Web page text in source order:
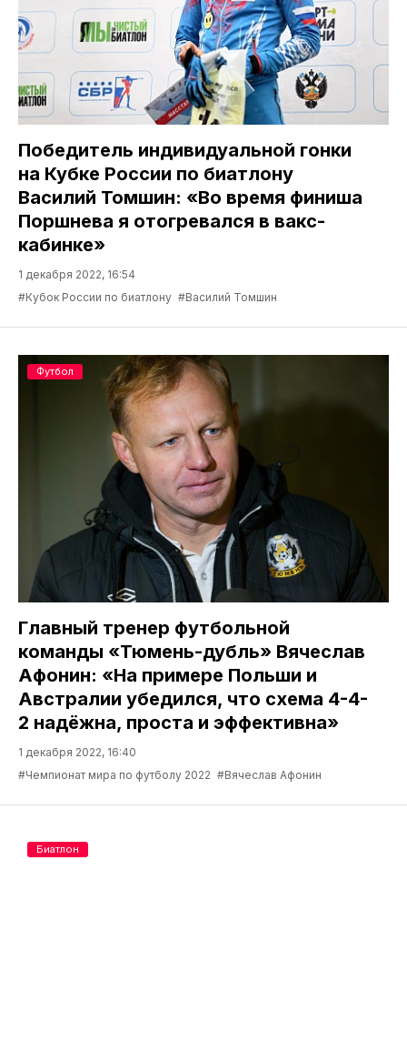
Победитель индивидуальной гонки
на Кубке России по биатлону
Василий Томшин: «Во время финиша
Поршнева я отогревался в вакс-
кабинке»
1 декабря 2022, 16:54
#Кубок России по биатлону #Василий Томшин
Главный тренер футбольной
команды «Тюмень-дубль» Вячеслав
Афонин: «На примере Польши и
Австралии убедился, что схема 4-4-
2 надёжна, проста и эффективна»
1 декабря 2022, 16:40
#Чемпионат мира по футболу 2022 #Вячеслав Афонин
Футбол
Биатлон